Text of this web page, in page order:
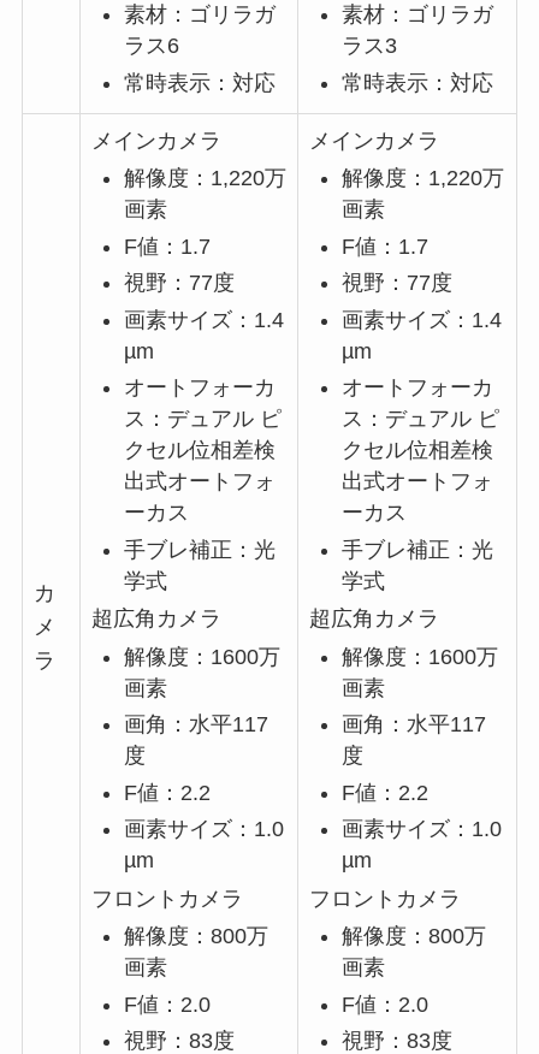
素材：ゴリラガ
ラス6
常時表示：対応
素材：ゴリラガ
ラス3
常時表示：対応
カ
メ
ラ
メインカメラ
解像度：1,220万
画素
F値：1.7
視野：77度
画素サイズ：1.4
µm
オートフォーカ
ス：デュアル ピ
クセル位相差検
出式オートフォ
ーカス
手ブレ補正：光
学式
超広角カメラ
解像度：1600万
画素
画角：水平117
度
F値：2.2
画素サイズ：1.0
µm
フロントカメラ
解像度：800万
画素
F値：2.0
視野：83度
メインカメラ
解像度：1,220万
画素
F値：1.7
視野：77度
画素サイズ：1.4
µm
オートフォーカ
ス：デュアル ピ
クセル位相差検
出式オートフォ
ーカス
手ブレ補正：光
学式
超広角カメラ
解像度：1600万
画素
画角：水平117
度
F値：2.2
画素サイズ：1.0
µm
フロントカメラ
解像度：800万
画素
F値：2.0
視野：83度